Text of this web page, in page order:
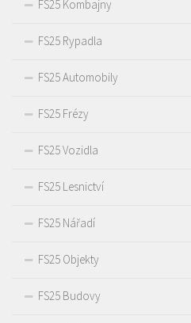
FS25 Kombajny
FS25 Rypadla
FS25 Automobily
FS25 Frézy
FS25 Vozidla
FS25 Lesnictví
FS25 Nářadí
FS25 Objekty
FS25 Budovy